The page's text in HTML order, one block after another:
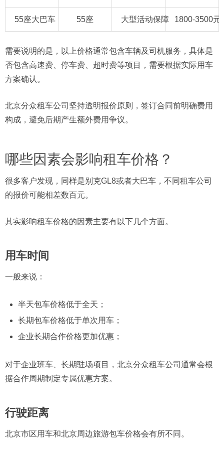
55座大巴车 55座 大型活动保障 1800-3500元
需要说明的是，以上价格通常包含车辆及司机服务，具体是
否包含高速费、停车费、超时费等项目，需要根据实际用车
方案确认。
北京分众租车公司坚持透明报价原则，签订合同前明确费用
构成，避免后期产生额外费用争议。
哪些因素会影响租车价格？
很多客户发现，同样是别克GL8或者大巴车，不同租车公司
的报价可能相差数百元。
其实影响租车价格的因素主要有以下几个方面。
用车时间
一般来说：
半天包车价格低于全天；
长期包车价格低于单次用车；
企业长期合作价格更加优惠；
对于企业班车、长期驻场项目，北京分众租车公司通常会根
据合作周期制定专属优惠方案。
行驶距离
北京市区用车和北京周边旅游包车价格会有所不同。